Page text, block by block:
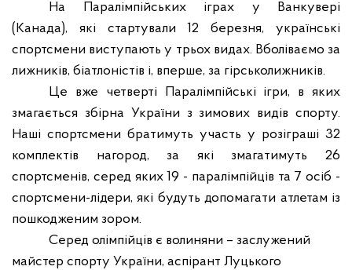
На Паралімпійських іграх у Ванкувері
(Канада), які стартували 12 березня, українські
спортсмени виступають у трьох видах. Вболіваємо за
лижників, біатлоністів і, вперше, за гірськолижників.
Це вже четверті Паралімпійські ігри, в яких
змагається збірна України з зимових видів спорту.
Наші спортсмени братимуть участь у розіграші 32
комплектів нагород, за які змагатимуть 26
спортсменів, серед яких 19 - паралімпійців та 7 осіб -
спортсмени-лідери, які будуть допомагати атлетам із
пошкодженим зором.
Серед олімпійців є волиняни – заслужений
майстер спорту України, аспірант Луцького